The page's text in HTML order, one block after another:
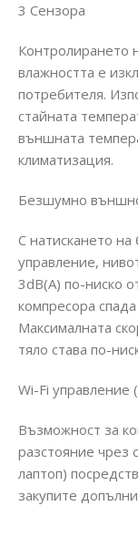
3 Сензора
Контролирането
влажността е
потребителя.
стайната
външната
климатизация.
Безшумно
С натискането
управление,
3dB(A) по-ниско
компресора
Максималната
тяло става по-
Wi-Fi управление
Възможност за
разстояние чрез
лаптоп)
закупите